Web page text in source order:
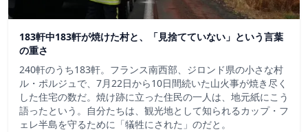
183軒中183軒が焼けた村と、「見捨てていない」という言葉
の重さ
240軒のうち183軒。フランス南西部、ジロンド県の小さな村
ル・ポルジュで、7月22日から10日間続いた山火事が焼き尽く
した住宅の数だ。焼け跡に立った住民の一人は、地元紙にこう
語ったという。自分たちは、観光地として知られるカップ・フ
ェレ半島を守るために「犠牲にされた」のだと。